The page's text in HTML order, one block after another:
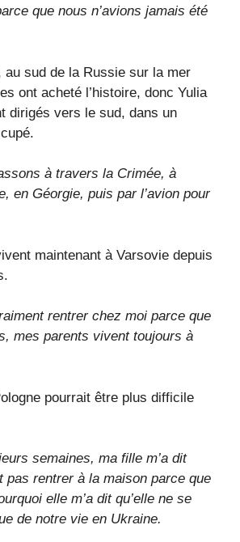
que nous n’avions jamais été
au sud de la Russie sur la mer
ont acheté l’histoire, donc Yulia
dirigés vers le sud, dans un
à travers la Crimée, à
en Géorgie, puis par l’avion pour
maintenant à Varsovie depuis
rentrer chez moi parce que
mes parents vivent toujours à
pourrait être plus difficile
semaines, ma fille m’a dit
pas rentrer à la maison parce que
elle m’a dit qu’elle ne se
de notre vie en Ukraine.